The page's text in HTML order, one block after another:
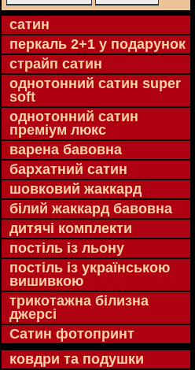
cатин
перкаль 2+1 у подарунок
страйп сатин
однотонний сатин super
soft
однотонний сатин
преміум люкс
варена бавовна
бархатний сатин
шовковий жаккард
білий жаккард бавовна
дитячі комплекти
постіль із льону
постіль із українською
вишивкою
трикотажна білизна
джерсі
Сатин фотопринт
ковдри та подушки